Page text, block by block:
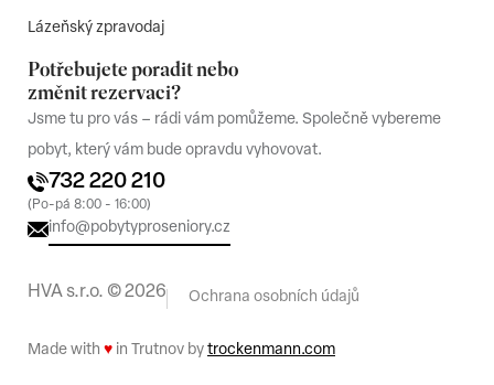
Lázeňský zpravodaj
Potřebujete poradit nebo
změnit rezervaci?
Jsme tu pro vás – rádi vám pomůžeme. Společně vybereme
pobyt, který vám bude opravdu vyhovovat.
732 220 210
(Po-pá 8:00 - 16:00)
info@pobytyproseniory.cz
HVA s.r.o. ©2026 Ochrana osobních údajů
Made with ♥ in Trutnov by trockenmann.com